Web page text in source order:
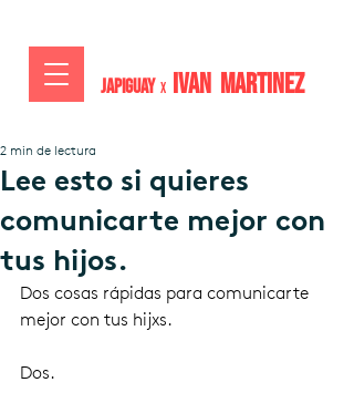
JAPIGUAY x IVAN MARTiNEZ
Lee esto si quieres
comunicarte mejor con
tus hijos.
2 min de lectura
Dos cosas rápidas para comunicarte
mejor con tus hijxs.
Dos.